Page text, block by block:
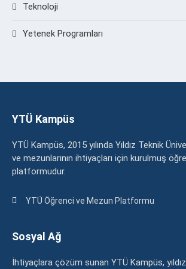
Teknoloji
Yetenek Programları
YTÜ Kampüs
YTÜ Kampüs, 2015 yılında Yıldız Teknik
ve mezunlarının ihtiyaçları için kurulmuş
platformudur.
YTÜ Öğrenci ve Mezun Platformu
Sosyal Ağ
İhtiyaçlara çözüm sunan YTÜ Kampüs,